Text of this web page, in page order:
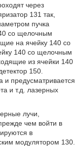
через
131 так,
пучка
со щелочным
на ячейку 140 со
140 со щелочным
из ячейки 140
150.
и предусматривается
и т.д. лазерных
лучи,
чем войти в
в
модулятором 130.